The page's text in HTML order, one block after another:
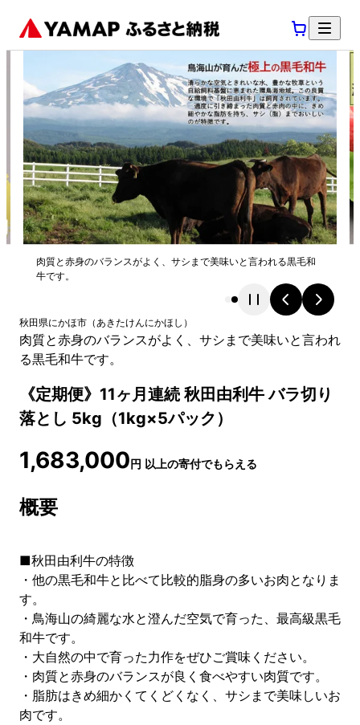
肉質と赤身のバランスがよく、サシまで美味いと言われる黒毛和
牛です。
秋田県にかほ市 （あきたけんにかほし ）
肉質と赤身のバランスがよく、サシまで美味いと言われ
る黒毛和牛です。
《定期便》11ヶ月連続 秋田由利牛 バラ切り
落とし 5kg（1kg×5パック）
1,683,000円 以上の寄付でもらえる
概要
■秋田由利牛の特徴
・他の黒毛和牛と比べて比較的脂身の多いお肉となりま
す。
・鳥海山の綺麗な水と澄んだ空気で育った、最高級黒毛
和牛です。
・大自然の中で育った力作をぜひご賞味ください。
・肉質と赤身のバランスが良く食べやすい肉質です。
・脂肪はきめ細かくてくどくなく、サシまで美味しいお
肉です。